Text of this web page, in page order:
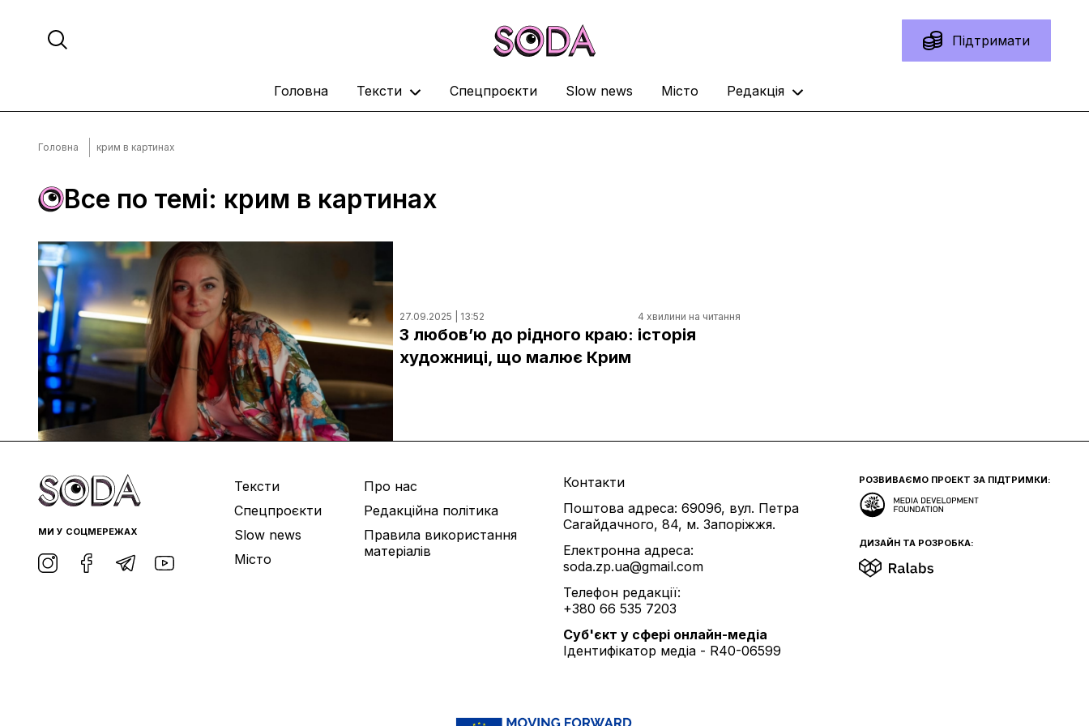
Підтримати
Головна Тексти Спецпроєкти Slow news Місто Редакція
Головна крим в картинах
Все по темі: крим в картинах
27.09.2025 | 13:52 4 хвилини на читання
З любов’ю до рідного краю: історія
художниці, що малює Крим
МИ У СОЦМЕРЕЖАХ
Тексти
Спецпроєкти
Slow news
Місто
Про нас
Редакційна політика
Правила використання
матеріалів
Контакти
Поштова адреса: 69096, вул. Петра
Сагайдачного, 84, м. Запоріжжя.
Електронна адреса:
soda.zp.ua@gmail.com
Телефон редакції:
+380 66 535 7203
Cуб'єкт у сфері онлайн-медіа
Ідентифікатор медіа - R40-06599
РОЗВИВАЄМО ПРОЕКТ ЗА ПІДТРИМКИ:
ДИЗАЙН ТА РОЗРОБКА: